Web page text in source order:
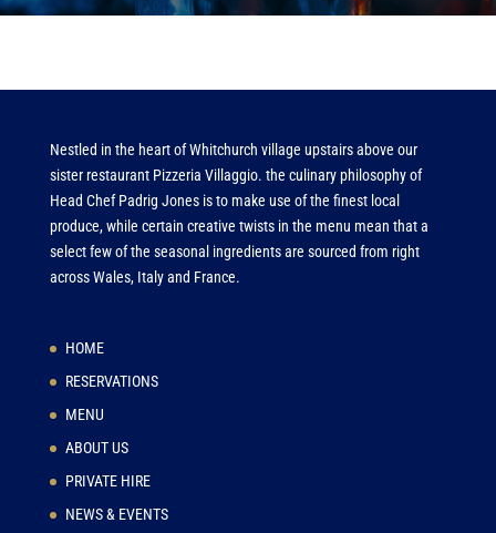
Nestled in the heart of Whitchurch village upstairs above our
sister restaurant Pizzeria Villaggio. the culinary philosophy of
Head Chef Padrig Jones is to make use of the finest local
produce, while certain creative twists in the menu mean that a
select few of the seasonal ingredients are sourced from right
across Wales, Italy and France.
HOME
RESERVATIONS
MENU
ABOUT US
PRIVATE HIRE
NEWS & EVENTS